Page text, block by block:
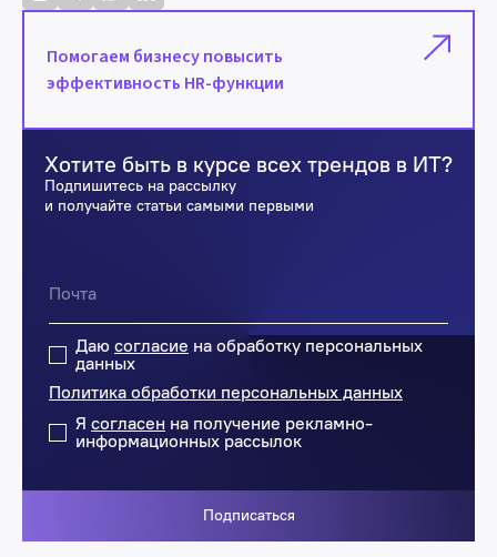
Помогаем бизнесу повысить
эффективность HR-функции
Хотите быть в курсе всех трендов в ИТ?
Подпишитесь на рассылку
и получайте статьи самыми первыми
Даю согласие на обработку персональных
данных
Политика обработки персональных данных
Я согласен на получение рекламно-
информационных рассылок
Подписаться